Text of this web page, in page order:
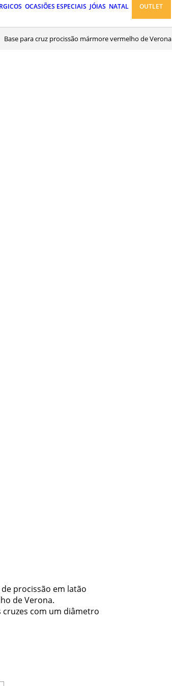
OCASIÕES ESPECIAIS JÓIAS NATAL OUTLET
Base para cruz procissão mármore vermelho de Verona
procissão em latão
de Verona.
com um diâmetro